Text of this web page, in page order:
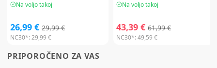
Na voljo takoj
26,99 € 29,99 €
NC30*:29,99 €
Na voljo takoj
43,39 € 61,99 €
NC30*:49,59 €
PRIPOROČENO ZA VAS